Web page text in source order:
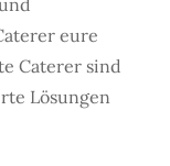
eure
Caterer sind
Lösungen